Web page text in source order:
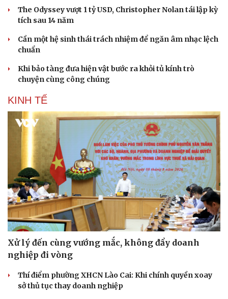
Dinh dưỡng - món ngon
Cây thuốc
Nhi khoa
Nam khoa
Phòng mạch online
Ăn sạch sống khỏe
Nhà đẹp
The Odyssey vượt 1 tỷ USD, Christopher Nolan tái lập kỳ
tích sau 14 năm
Cần một hệ sinh thái trách nhiệm để ngăn âm nhạc lệch
chuẩn
Khi bảo tàng đưa hiện vật bước ra khỏi tủ kính trò
chuyện cùng công chúng
KINH TẾ
Xử lý đến cùng vướng mắc, không đẩy doanh
nghiệp đi vòng
Thí điểm phường XHCN Lào Cai: Khi chính quyền xoay
sở thủ tục thay doanh nghiệp